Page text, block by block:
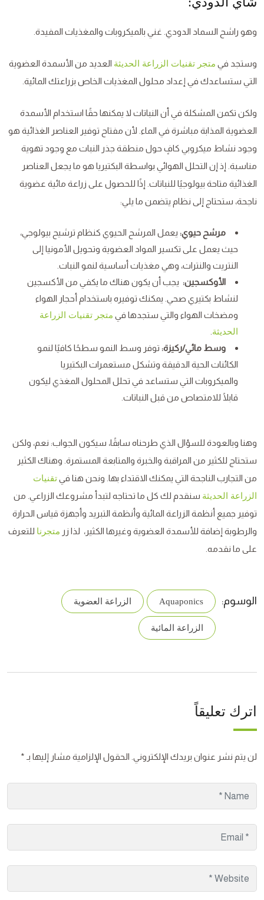
وهو راشح السماد الدودي. غني بالميكروبات والمغذيات المفيدة.
وستجد في متجر تقنيات الزراعة الحديثة العديد من الأسمدة العضوية
التي ستساعدك في إعداد محلول المغذيات الخاص بزراعتك المائية.
ولكن تكمن المشكلة في أن النباتات لا يمكنها حقًا استخدام الأسمدة
العضوية المذابة مباشرة في الماء. لأن مفتاح توفير العناصر الغذائية هو
وجود نشاط ميكروبي كافٍ حول منطقة جذر النبات مع وجود تهوية
مناسبة. إذ إن التحلل الهوائي بواسطة البكتيريا هو ما يجعل العناصر
الغذائية متاحة بيولوجيًا للنباتات. إذًا للحصول على زراعة مائية عضوية
ناجحة، ستحتاج إلى نظام يتضمن ما يلي:
مرشح حيوي: يعمل المرشح الحيوي كنظام ترشيح بيولوجي،
حيث يعمل على تكسير المواد العضوية وتحويل الأمونيا إلى
النتريت والنترات، وهي مغذيات أساسية لنمو النبات.
الأوكسجين: يجب أن يكون هناك ما يكفي من الأكسجين
لنشاط بكتيري صحي. يمكنك توفيره باستخدام أحجار الهواء
ومضخات الهواء والتي ستجدها في متجر تقنيات الزراعة
الحديثة
وسط مائي/ركيزة: توفر وسط النمو سطحًا كافيًا لنمو
الكائنات الحية الدقيقة وتشكل مستعمرات البكتيريا
والميكروبات التي ستساعد في تحلل المحلول المغذي ليكون
قابلًا للامتصاص من قبل النباتات.
وهنا وبالعودة للسؤال الذي طرحناه سابقًا، سيكون الجواب: نعم، ولكن
ستحتاج للكثير من المراقبة والخبرة والمتابعة المستمرة. وهناك الكثير
من التجارب الناجحة التي يمكنك الاقتداء بها. ونحن هنا فيتقنيات
الزراعة الحديثة سنقدم لك كل ما تحتاجه لتبدأ مشروعك الزراعي. من
توفير جميع أنظمة الزراعة المائية وأنظمة التبريد وأجهزة قياس الحرارة
والرطوبة إضافة للأسمدة العضوية وغيرها الكثير، لذا زر متجرنا للتعرف
على ما نقدمه.
الوسوم: Aquaponics الزراعة العضوية
الزراعة المائية
اترك تعليقاً
لن يتم نشر عنوان بريدك الإلكتروني. الحقول الإلزامية مشار إليها بـ *